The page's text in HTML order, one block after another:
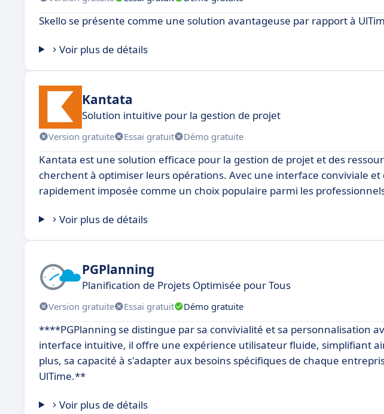
Skello se présente comme une solution avantageuse par rapport à
Voir plus de détails
Kantata
Solution intuitive pour la gestion de projet
Version gratuite Essai gratuit Démo gratuite
Kantata est une solution efficace pour la gestion de projet et des
cherchent à optimiser leurs opérations. Avec une interface conviviale
rapidement imposée comme un choix populaire parmi les
Voir plus de détails
PGPlanning
Planification de Projets Optimisée pour Tous
Version gratuite Essai gratuit Démo gratuite
****PGPlanning se distingue par sa convivialité et sa personnalisation
interface intuitive, il offre une expérience utilisateur fluide, simplifiant
plus, sa capacité à s'adapter aux besoins spécifiques de chaque
UlTime.**
Voir plus de détails